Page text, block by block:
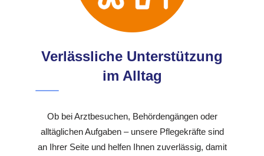
Verlässliche Unterstützung
im Alltag
Ob bei Arztbesuchen, Behördengängen oder
alltäglichen Aufgaben – unsere Pflegekräfte sind
an Ihrer Seite und helfen Ihnen zuverlässig, damit